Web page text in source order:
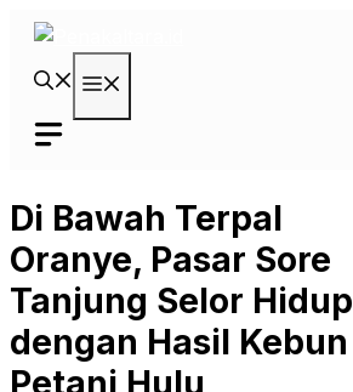
Langsung
Di Bawah Terpal
Oranye, Pasar Sore
Tanjung Selor Hidup
dengan Hasil Kebun